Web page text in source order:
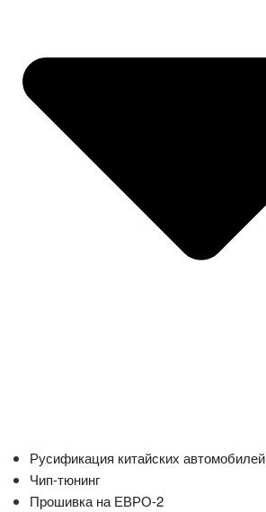
Русификация китайских автомобилей
Чип-тюнинг
Прошивка на ЕВРО-2